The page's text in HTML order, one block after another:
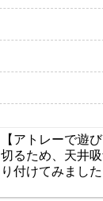
【アトレーで遊
切るため、天井
り付けてみました